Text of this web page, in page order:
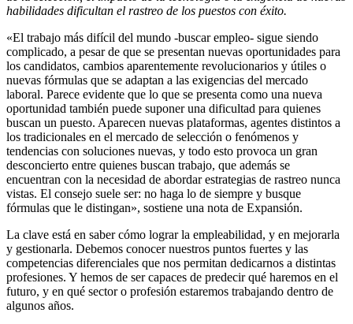
habilidades dificultan el rastreo de los puestos con éxito.
«El trabajo más difícil del mundo -buscar empleo- sigue siendo
complicado, a pesar de que se presentan nuevas oportunidades para
los candidatos, cambios aparentemente revolucionarios y útiles o
nuevas fórmulas que se adaptan a las exigencias del mercado
laboral. Parece evidente que lo que se presenta como una nueva
oportunidad también puede suponer una dificultad para quienes
buscan un puesto. Aparecen nuevas plataformas, agentes distintos a
los tradicionales en el mercado de selección o fenómenos y
tendencias con soluciones nuevas, y todo esto provoca un gran
desconcierto entre quienes buscan trabajo, que además se
encuentran con la necesidad de abordar estrategias de rastreo nunca
vistas. El consejo suele ser: no haga lo de siempre y busque
fórmulas que le distingan», sostiene una nota de Expansión.
La clave está en saber cómo lograr la empleabilidad, y en mejorarla
y gestionarla. Debemos conocer nuestros puntos fuertes y las
competencias diferenciales que nos permitan dedicarnos a distintas
profesiones. Y hemos de ser capaces de predecir qué haremos en el
futuro, y en qué sector o profesión estaremos trabajando dentro de
algunos años.